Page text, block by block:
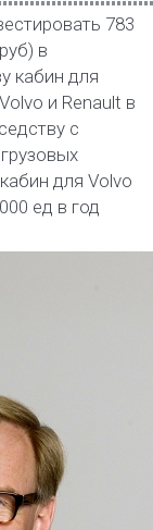
783
в
кабин для
и Renault в
с
для Volvo
ед в год